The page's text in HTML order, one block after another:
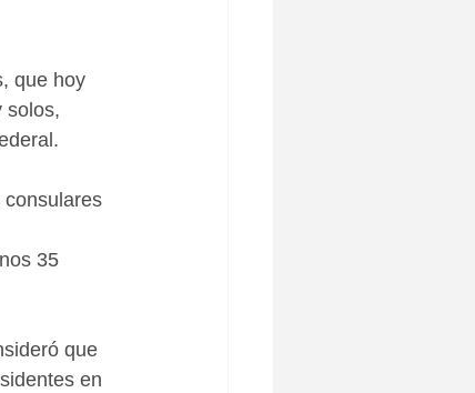
que hoy
solos,
35
que
en